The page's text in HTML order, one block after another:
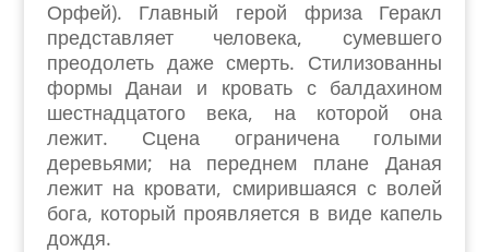
Орфей). Главный герой фриза Геракл
представляет человека, сумевшего
преодолеть даже смерть. Стилизованны
формы Данаи и кровать с балдахином
шестнадцатого века, на которой она
лежит. Сцена ограничена голыми
деревьями; на переднем плане Даная
лежит на кровати, смирившаяся с волей
бога, который проявляется в виде капель
дождя.